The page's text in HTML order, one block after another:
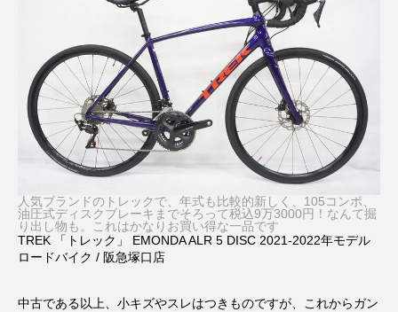
人気ブランドのトレックで、年式も比較的新しく、105コンポ、
油圧式ディスクブレーキまでそろって税込9万3000円！なんて掘
り出し物も。これはかなりお買い得な一品です
TREK 「トレック」 EMONDA ALR 5 DISC 2021-2022年モデル
ロードバイク / 阪急塚口店
中古である以上、小キズやスレはつきものですが、これからガン